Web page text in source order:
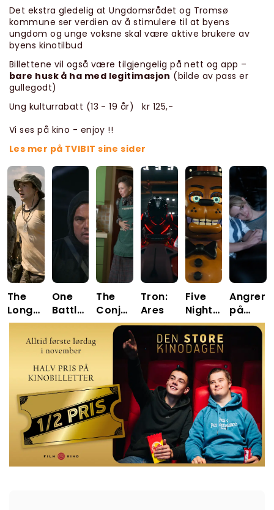
Det ekstra gledelig at Ungdomsrådet og Tromsø
kommune ser verdien av å stimulere til at byens
ungdom og unge voksne skal være aktive brukere av
byens kinotilbud
Billettene vil også være tilgjengelig på nett og app –
bare husk å ha med legitimasjon (bilde av pass er
gullegodt)
Ung kulturrabatt (13 - 19 år) kr 125,-
Vi ses på kino - enjoy !!
Les mer på TVIBIT sine sider
The
Long
Walk
One
Battle
After
Another
The
Conjuring:
Last
Rites
Tron:
Ares
Five
Nights
at
Freddy's
2
Angrer
på
deg